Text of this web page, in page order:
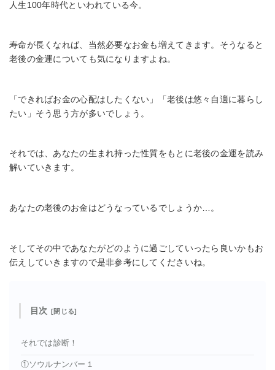
人生100年時代といわれている今。
寿命が長くなれば、当然必要なお金も増えてきます。そうなると
老後の金運についても気になりますよね。
「できればお金の心配はしたくない」「老後は悠々自適に暮らし
たい」そう思う方が多いでしょう。
それでは、あなたの生まれ持った性質をもとに老後の金運を読み
解いていきます。
あなたの老後のお金はどうなっているでしょうか…。
そしてその中であなたがどのように過ごしていったら良いかもお
伝えしていきますので是非参考にしてくださいね。
目次
それでは診断！
①ソウルナンバー１